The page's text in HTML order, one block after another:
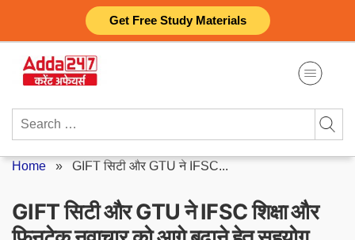
Get Free Study Materials
content
Search
Home » GIFT सिटी और GTU ने IFSC...
GIFT सिटी और GTU ने IFSC शिक्षा और